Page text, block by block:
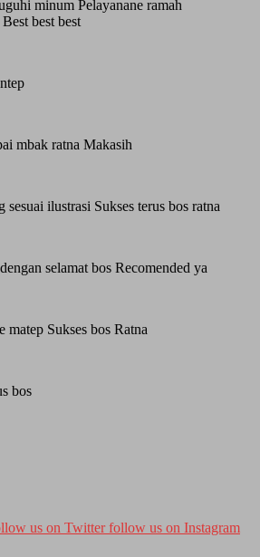
minum Pelayanane ramah
best best
mbak ratna Makasih
sesuai ilustrasi Sukses terus bos ratna
selamat bos Recomended ya
matep Sukses bos Ratna
bos
us on Twitter follow us on Instagram